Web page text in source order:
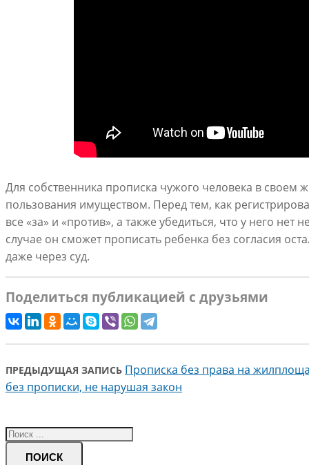
Для собственника прописка чужого человека в своем
пользования имуществом. Перед тем, как
все «за» и «против», а также убедиться, что у него
случае он сможет прописать ребенка без согласия
даже через суд.
Поделиться публикацией с друзьями
ПРЕДЫДУЩАЯ ЗАПИСЬ Прописка без права на
без прописки, не нарушая закон
ПОИСК